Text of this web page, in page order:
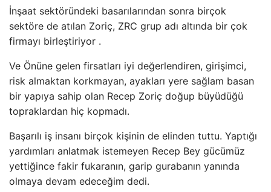
İnşaat sektöründeki basarılarından sonra birçok
sektöre de atılan Zoriç, ZRC grup adı altında bir çok
firmayı birleştiriyor .
Ve Önüne gelen firsatları iyi değerlendiren, girişimci,
risk almaktan korkmayan, ayakları yere sağlam basan
bir yapıya sahip olan Recep Zoriç doğup büyüdüğü
topraklardan hiç kopmadı.
Başarılı iş insanı birçok kişinin de elinden tuttu. Yaptığı
yardımları anlatmak istemeyen Recep Bey gücümüz
yettiğince fakir fukaranın, garip gurabanın yanında
olmaya devam edeceğim dedi.